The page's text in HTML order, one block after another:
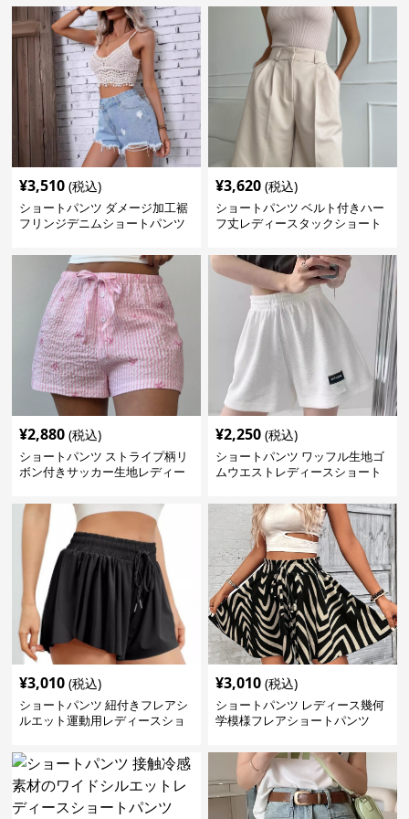
¥3,510 (税込)
ショートパンツ ダメージ加工裾
フリンジデニムショートパンツ
¥3,620 (税込)
ショートパンツ ベルト付きハー
フ丈レディースタックショート
¥2,880 (税込)
ショートパンツ ストライプ柄リ
ボン付きサッカー生地レディー
¥2,250 (税込)
ショートパンツ ワッフル生地ゴ
ムウエストレディースショート
¥3,010 (税込)
ショートパンツ 紐付きフレアシ
ルエット運動用レディースショ
¥3,010 (税込)
ショートパンツ レディース幾何
学模様フレアショートパンツ